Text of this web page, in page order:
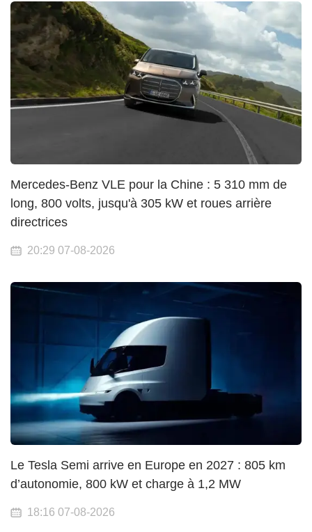
Mercedes-Benz VLE pour la Chine : 5 310 mm de
long, 800 volts, jusqu'à 305 kW et roues arrière
directrices
20:29 07-08-2026
Le Tesla Semi arrive en Europe en 2027 : 805 km
d’autonomie, 800 kW et charge à 1,2 MW
18:16 07-08-2026